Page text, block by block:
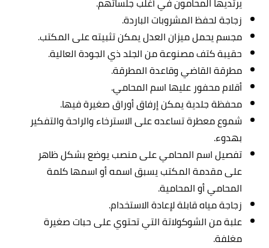
زجاجة لحفظ المشروبات الباردة.
مجسم يحمل ميزان العدل يمكن تثبيته على المكتب.
حقيبة كتف مصنوعة من الجلد ذي الجودة العالية.
مطرقة القاضي وقاعدة المطرقة.
أقلام محفور عليها اسم المحامي.
محفظة جلدية يمكن إرفاق أوراق صغيرة فيها.
شموع معطرة تساعده على الاسترخاء والراحة والتفكير
بهدوء.
تفصيل اسم المحامي على منصب يوضع بشكل ظاهر
على مقدمة المكتب يسبق اسمه أو اسمها كلمة
المحامي أو المحامية.
زجاجة مياه قابلة لإعادة الاستخدام.
علبة من الشوكولاتة التي تحتوي على حبات صغيرة
مغلفة.